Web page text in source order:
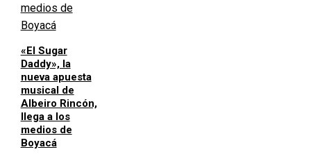
«El Sugar
Daddy», la
nueva apuesta
musical de
Albeiro Rincón,
llega a los
medios de
Boyacá